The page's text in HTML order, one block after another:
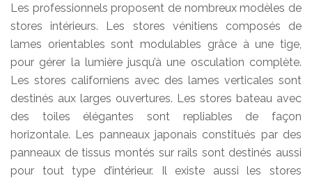
Les professionnels proposent de nombreux modèles de
stores intérieurs. Les stores vénitiens composés de
lames orientables sont modulables grâce à une tige,
pour gérer la lumière jusqu’à une osculation complète.
Les stores californiens avec des lames verticales sont
destinés aux larges ouvertures. Les stores bateau avec
des toiles élégantes sont repliables de façon
horizontale. Les panneaux japonais constitués par des
panneaux de tissus montés sur rails sont destinés aussi
pour tout type d’intérieur. Il existe aussi les stores